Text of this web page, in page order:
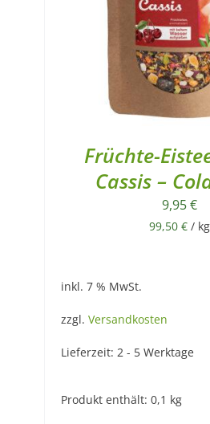
Früchte-
Cassis –
9,95€
99,50 € / kg
inkl. 7 % MwSt.
zzgl. Versandkosten
Lieferzeit: 2 - 5 Werktage
Produkt enthält: 0,1 kg